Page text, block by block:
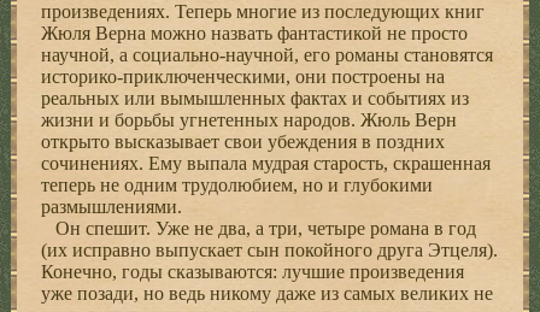
произведениях. Теперь многие из последующих книг
Жюля Верна можно назвать фантастикой не просто
научной, а социально-научной, его романы становятся
историко-приключенческими, они построены на
реальных или вымышленных фактах и событиях из
жизни и борьбы угнетенных народов. Жюль Верн
открыто высказывает свои убеждения в поздних
сочинениях. Ему выпала мудрая старость, скрашенная
теперь не одним трудолюбием, но и глубокими
размышлениями.
Он спешит. Уже не два, а три, четыре романа в год
(их исправно выпускает сын покойного друга Этцеля).
Конечно, годы сказываются: лучшие произведения
уже позади, но ведь никому даже из самых великих не